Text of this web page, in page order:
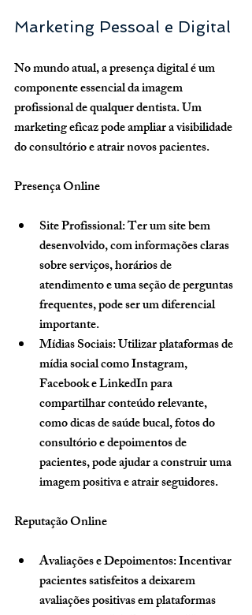
Marketing Pessoal e Digital
No mundo atual, a presença digital é um
componente essencial da imagem
profissional de qualquer dentista. Um
marketing eficaz pode ampliar a visibilidade
do consultório e atrair novos pacientes.
Presença Online
Site Profissional: Ter um site bem
desenvolvido, com informações claras
sobre serviços, horários de
atendimento e uma seção de perguntas
frequentes, pode ser um diferencial
importante.
Mídias Sociais: Utilizar plataformas de
mídia social como Instagram,
Facebook e LinkedIn para
compartilhar conteúdo relevante,
como dicas de saúde bucal, fotos do
consultório e depoimentos de
pacientes, pode ajudar a construir uma
imagem positiva e atrair seguidores.
Reputação Online
Avaliações e Depoimentos: Incentivar
pacientes satisfeitos a deixarem
avaliações positivas em plataformas